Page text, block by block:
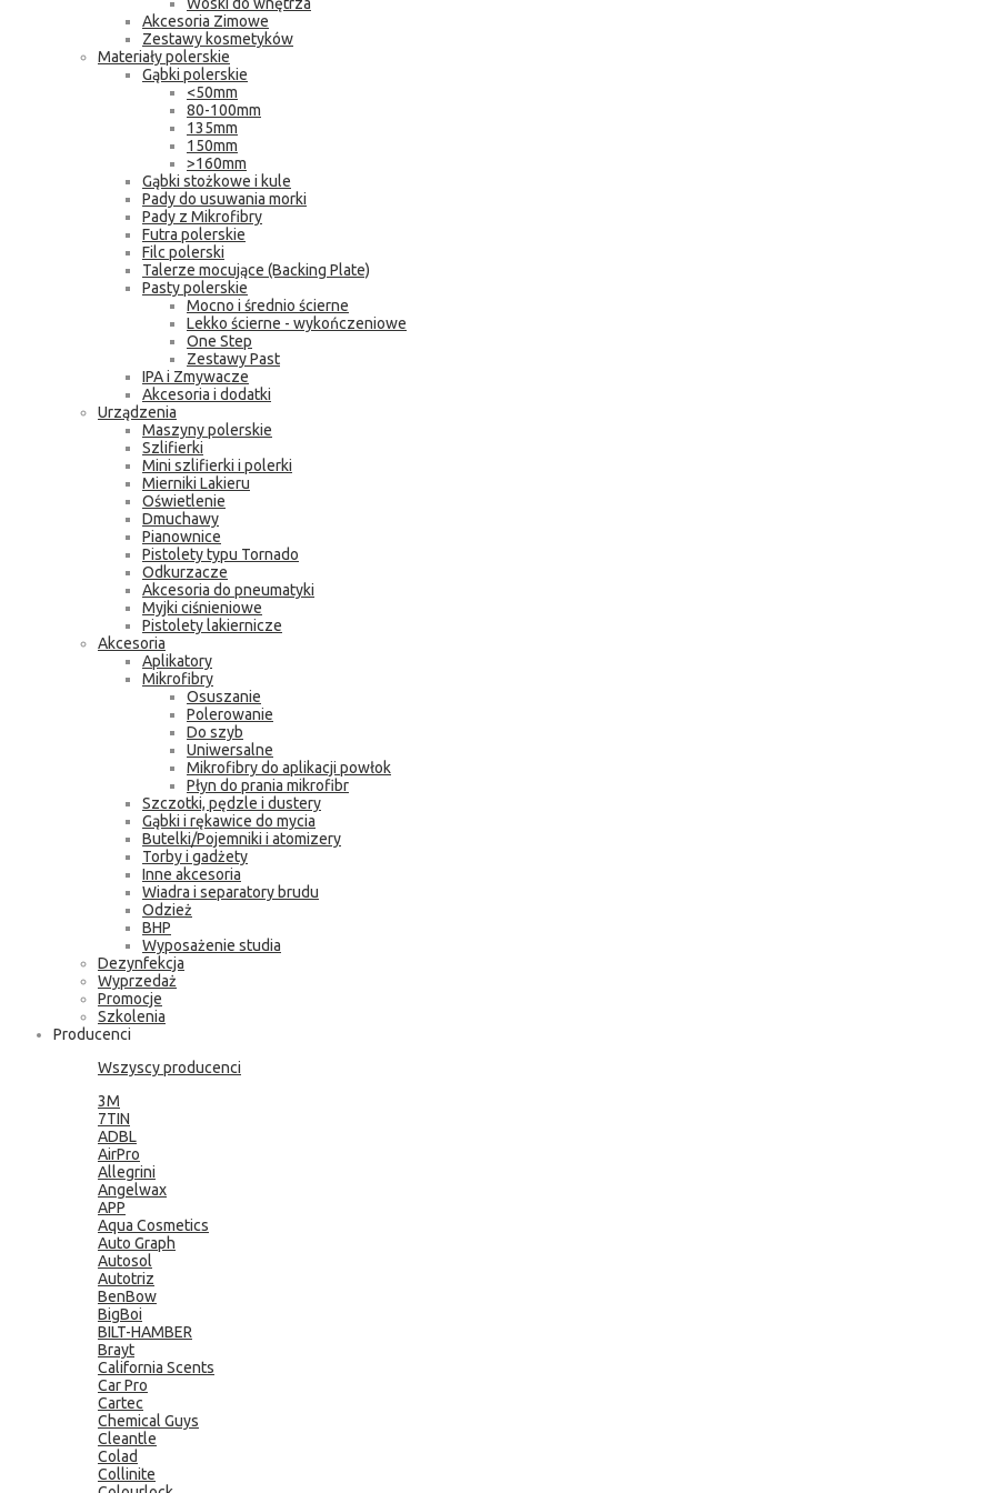
Akcesoria Zimowe
Zestawy kosmetyków
Materiały polerskie
Gąbki polerskie
<50mm
80-100mm
135mm
150mm
>160mm
Gąbki stożkowe i kule
Pady do usuwania morki
Pady z Mikrofibry
Futra polerskie
Filc polerski
Talerze mocujące (Backing Plate)
Pasty polerskie
Mocno i średnio ścierne
Lekko ścierne - wykończeniowe
One Step
Zestawy Past
IPA i Zmywacze
Akcesoria i dodatki
Urządzenia
Maszyny polerskie
Szlifierki
Mini szlifierki i polerki
Mierniki Lakieru
Oświetlenie
Dmuchawy
Pianownice
Pistolety typu Tornado
Odkurzacze
Akcesoria do pneumatyki
Myjki ciśnieniowe
Pistolety lakiernicze
Akcesoria
Aplikatory
Mikrofibry
Osuszanie
Polerowanie
Do szyb
Uniwersalne
Mikrofibry do aplikacji powłok
Płyn do prania mikrofibr
Szczotki, pędzle i dustery
Gąbki i rękawice do mycia
Butelki/Pojemniki i atomizery
Torby i gadżety
Inne akcesoria
Wiadra i separatory brudu
Odzież
BHP
Wyposażenie studia
Dezynfekcja
Wyprzedaż
Promocje
Szkolenia
Producenci
Wszyscy producenci
3M
7TIN
ADBL
AirPro
Allegrini
Angelwax
APP
Aqua Cosmetics
Auto Graph
Autosol
Autotriz
BenBow
BigBoi
BILT-HAMBER
Brayt
California Scents
Car Pro
Cartec
Chemical Guys
Cleantle
Colad
Collinite